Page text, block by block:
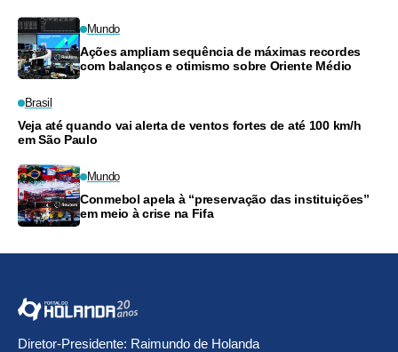
Mundo
Ações ampliam sequência de máximas recordes
com balanços e otimismo sobre Oriente Médio
Brasil
Veja até quando vai alerta de ventos fortes de até 100 km/h
em São Paulo
Mundo
Conmebol apela à “preservação das instituições”
em meio à crise na Fifa
Diretor-Presidente: Raimundo de Holanda